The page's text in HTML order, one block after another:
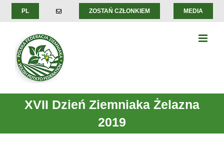
Skip
PL ZOSTAŃ CZŁONKIEM MEDIA
XVII Dzień Ziemniaka Żelazna
2019